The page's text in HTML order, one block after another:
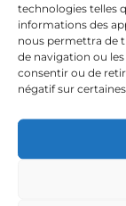
technologies telles
informations des
nous permettra de
de navigation ou
consentir ou de
négatif sur
centre social